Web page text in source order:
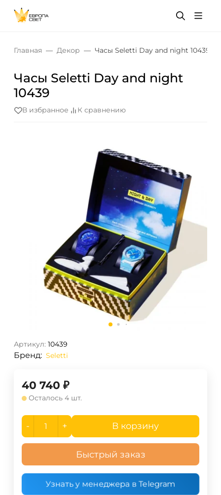
Главная Декор Часы Seletti Day and night 10439
Часы Seletti Day and night
10439
В избранное К сравнению
Артикул: 10439
Бренд: Seletti
40 740 ₽
Осталось 4 шт.
- + В корзину
Быстрый заказ
Узнать у менеджера в Telegram